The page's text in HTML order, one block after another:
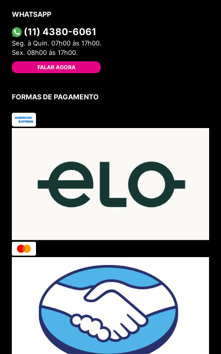
WHATSAPP
(11) 4380-6061
Seg. à Quin. 07h00 às 17h00.
Sex. 08h00 às 17h00.
FALAR AGORA
FORMAS DE PAGAMENTO